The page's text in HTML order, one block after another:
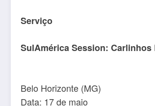
Serviço
SulAmérica Session: Carlinhos
Belo Horizonte (MG)
Data: 17 de maio